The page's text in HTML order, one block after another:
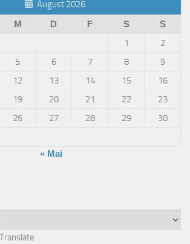
August 2026
M D F S S
1
2
5 6 7 8
9
12 13 14 15
16
19 20 21 22
23
26 27 28 29
30
« Mai
Translate